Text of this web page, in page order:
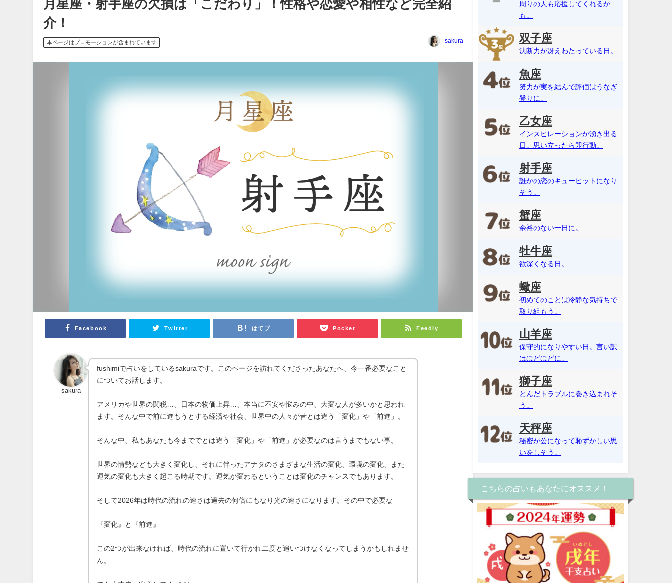
月星座・射手座の欠損は「こだわり」！性格や恋愛や相性など完全紹
介！
本ページはプロモーションが含まれています sakura
Facebook Twitter はてブ Pocket Feedly
sakura
fushimiで占いをしているsakuraです。このページを訪れてくださったあなたへ、今一番必要なこと
についてお話します。
アメリカや世界の関税…、日本の物価上昇…、本当に不安や悩みの中、大変な人が多いかと思われ
ます。そんな中で前に進もうとする経済や社会、世界中の人々が昔とは違う「変化」や「前進」。
そんな中、私もあなたも今まででとは違う「変化」や「前進」が必要なのは言うまでもない事。
世界の情勢なども大きく変化し、それに伴ったアナタのさまざまな生活の変化、環境の変化、また
運気の変化も大きく起こる時期です。運気が変わるということは変化のチャンスでもあります。
そして2026年は時代の流れの速さは過去の何倍にもなり光の速さになります。その中で必要な
『変化』と『前進』
この2つが出来なければ、時代の流れに置いて行かれ二度と追いつけなくなってしまうかもしれませ
ん。
周りの人も応援してくれるか
も。
双子座
決断力が冴えわたっている日。
魚座
努力が実を結んで評価はうなぎ
登りに。
乙女座
インスピレーションが湧き出る
日。思い立ったら即行動。
射手座
誰かの恋のキューピットになり
そう。
蟹座
余裕のない一日に。
牡牛座
欲深くなる日。
蠍座
初めてのことは冷静な気持ちで
取り組もう。
山羊座
保守的になりやすい日。言い訳
はほどほどに。
獅子座
とんだトラブルに巻き込まれそ
う。
天秤座
秘密が公になって恥ずかしい思
いをしそう。
こちらの占いもあなたにオススメ！